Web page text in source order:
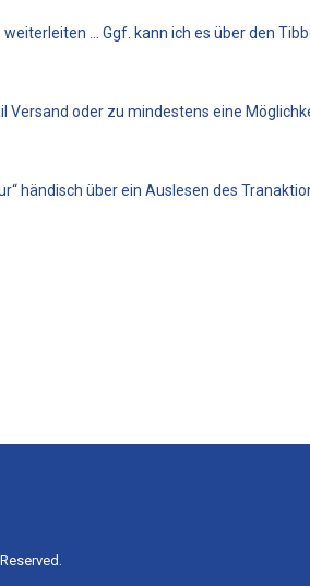
… Ggf. kann ich es über den
oder zu mindestens eine
händisch über ein Auslesen des